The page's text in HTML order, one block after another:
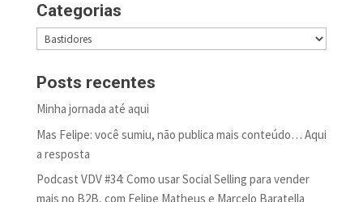
Categorias
Categorias
Posts recentes
Minha jornada até aqui
Mas Felipe: você sumiu, não publica mais conteúdo… Aqui
a resposta
Podcast VDV #34: Como usar Social Selling para vender
mais no B2B, com Felipe Matheus e Marcelo Baratella